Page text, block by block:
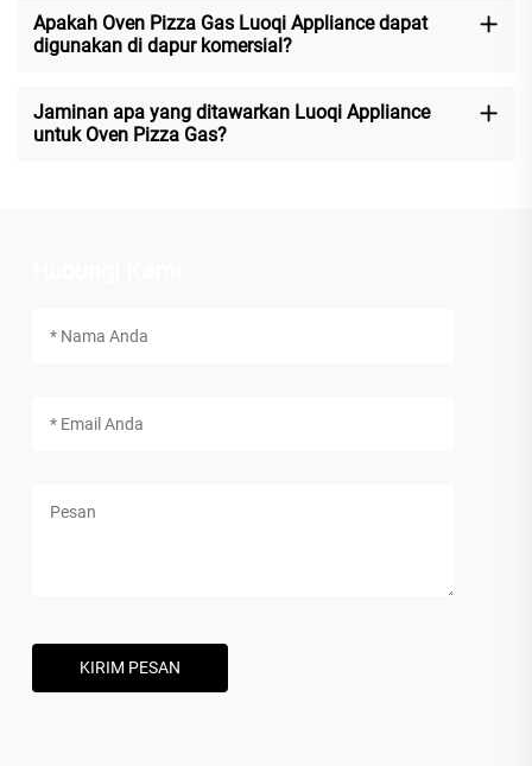
Apakah Oven Pizza Gas Luoqi Appliance dapat
digunakan di dapur komersial?
Jaminan apa yang ditawarkan Luoqi Appliance
untuk Oven Pizza Gas?
KIRIM PESAN